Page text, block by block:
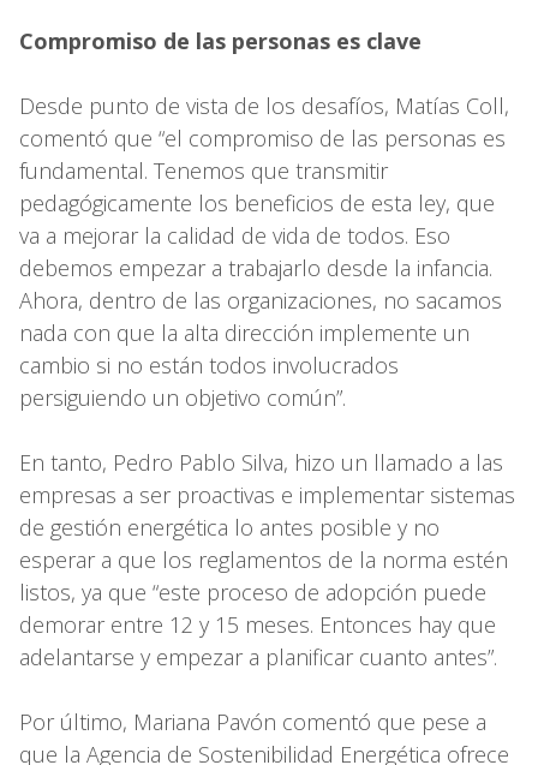
Compromiso de las personas es clave
Desde punto de vista de los desafíos, Matías Coll,
comentó que “el compromiso de las personas es
fundamental. Tenemos que transmitir
pedagógicamente los beneficios de esta ley, que
va a mejorar la calidad de vida de todos. Eso
debemos empezar a trabajarlo desde la infancia.
Ahora, dentro de las organizaciones, no sacamos
nada con que la alta dirección implemente un
cambio si no están todos involucrados
persiguiendo un objetivo común”.
En tanto, Pedro Pablo Silva, hizo un llamado a las
empresas a ser proactivas e implementar sistemas
de gestión energética lo antes posible y no
esperar a que los reglamentos de la norma estén
listos, ya que “este proceso de adopción puede
demorar entre 12 y 15 meses. Entonces hay que
adelantarse y empezar a planificar cuanto antes”.
Por último, Mariana Pavón comentó que pese a
que la Agencia de Sostenibilidad Energética ofrece